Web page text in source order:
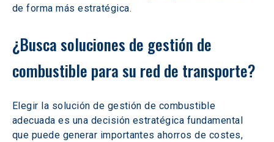
de forma más estratégica.
¿Busca soluciones de gestión de
combustible para su red de transporte?
Elegir la solución de gestión de combustible
adecuada es una decisión estratégica fundamental
que puede generar importantes ahorros de costes,